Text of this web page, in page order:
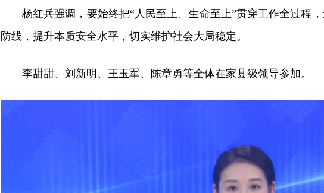
杨红兵强调，要始终把“人民至上、生命至上”贯穿工作全过程
防线，提升本质安全水平，切实维护社会大局稳定。
李甜甜、刘新明、王玉军、陈章勇等全体在家县级领导参加。